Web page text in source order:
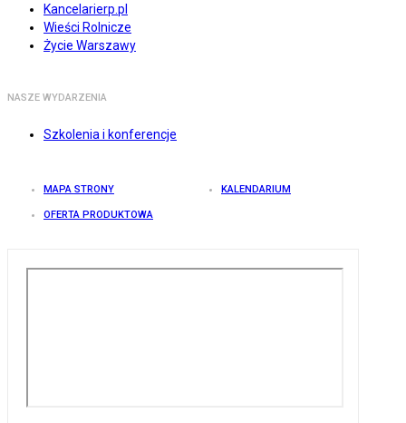
Kancelarierp.pl
Wieści Rolnicze
Życie Warszawy
NASZE WYDARZENIA
Szkolenia i konferencje
MAPA STRONY KALENDARIUM
OFERTA PRODUKTOWA